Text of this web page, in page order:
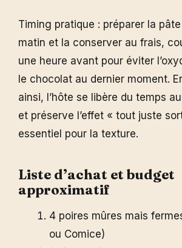
Timing pratique : préparer la
matin et la conserver au frais,
une heure avant pour éviter
le chocolat au dernier moment.
ainsi, l’hôte se libère du temps
et préserve l’effet « tout juste
essentiel pour la texture.
Liste d’achat et budget
approximatif
4 poires mûres mais
ou Comice)